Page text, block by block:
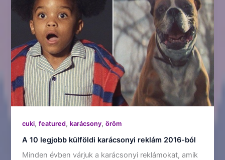
cuki,featured,karácsony,öröm
A 10 legjobb külföldi karácsonyi reklám 2016-ból
Minden évben várjuk a karácsonyi reklámokat, amik